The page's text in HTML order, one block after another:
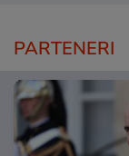
PARTENERI